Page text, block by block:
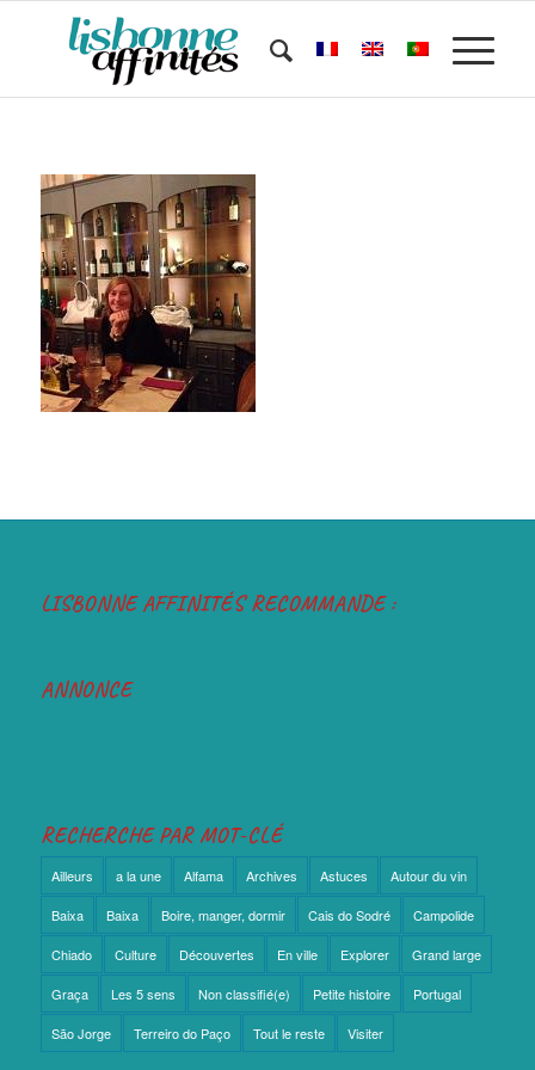
LISBONNE AFFINITÉS RECOMMANDE :
ANNONCE
RECHERCHE PAR MOT-CLÉ
Ailleurs a la une Alfama Archives Astuces Autour du vin
Baixa Baixa Boire, manger, dormir Cais do Sodré Campolide
Chiado Culture Découvertes En ville Explorer Grand large
Graça Les 5 sens Non classifié(e) Petite histoire Portugal
São Jorge Terreiro do Paço Tout le reste Visiter